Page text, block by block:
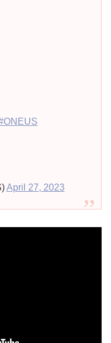
April 27, 2023